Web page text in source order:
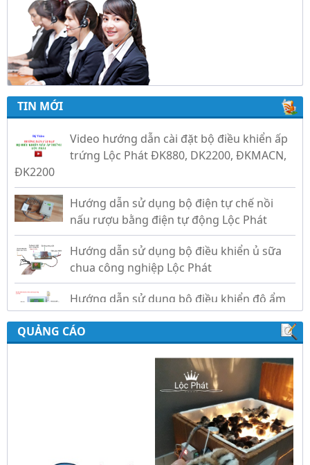
TIN MỚI
Trứng Giả Lộc Phát Có Nước - Giải Pháp Ấp
Hiệu Quả Cho Gà, Vịt, Bồ Câu
Video hướng dẫn cài đặt bộ điều khiển ấp
trứng Lộc Phát ĐK880, DK2200, ĐKMACN,
ĐK2200
Hướng dẫn sử dụng bộ điện tự chế nồi
Hướng dẫn sử dụng bộ điều khiển ủ sữa
chua công nghiệp Lộc Phát
Hướng dẫn sử dụng bộ điều khiển độ ẩm
gold, nhiệt độ và ánh sáng tự động Lộc
Phát
QUẢNG CÁO